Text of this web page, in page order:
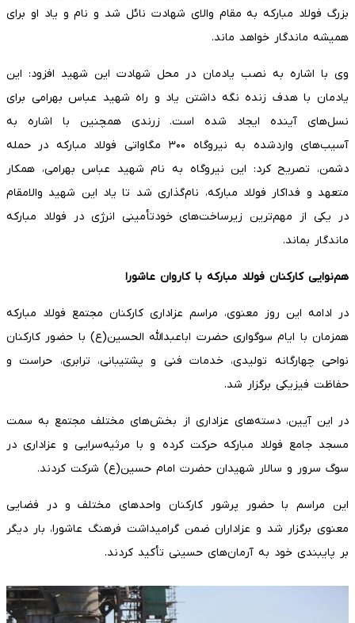
بزرگ فولاد مبارکه به مقام والای شهادت نائل شد و نام و یاد او برای
همیشه ماندگار خواهد ماند.
وی با اشاره به نصب یادمان در محل شهادت این شهید افزود: این
یادمان با هدف زنده نگه داشتن یاد و راه شهید عباس بهرامی برای
نسل‌های آینده ایجاد شده است. زرندی همچنین با اشاره به
آسیب‌های واردشده به نیروگاه ۳۰۰ مگاواتی فولاد مبارکه در حمله
دشمن، تصریح کرد: این نیروگاه به نام شهید عباس بهرامی، همکار
متعهد و فداکار فولاد مبارکه، نام‌گذاری شد تا یاد این شهید والامقام
در یکی از مهم‌ترین زیرساخت‌های خودتأمینی انرژی در فولاد مبارکه
ماندگار بماند.
هم‌نوایی کارکنان فولاد مبارکه با کاروان عاشورا
در ادامه این روز معنوی، مراسم عزاداری کارکنان مجتمع فولاد مبارکه
همزمان با ایام سوگواری حضرت اباعبدالله الحسین(ع) با حضور کارکنان
نواحی چهارگانه تولیدی، خدمات فنی و پشتیبانی، ترابری، حراست و
حفاظت فیزیکی برگزار شد.
در این آیین، دسته‌های عزاداری از بخش‌های مختلف مجتمع به سمت
مسجد جامع فولاد مبارکه حرکت کرده و با مرثیه‌سرایی و عزاداری در
سوگ سرور و سالار شهیدان حضرت امام حسین(ع) شرکت کردند.
این مراسم با حضور پرشور کارکنان واحدهای مختلف و در فضایی
معنوی برگزار شد و عزاداران ضمن گرامیداشت فرهنگ عاشورا، بار دیگر
بر پایبندی خود به آرمان‌های حسینی تأکید کردند.